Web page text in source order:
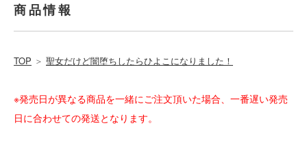
商品情報
TOP ＞ 聖女だけど闇堕ちしたらひよこになりました！
※発売日が異なる商品を一緒にご注文頂いた場合、一番遅い発売
日に合わせての発送となります。